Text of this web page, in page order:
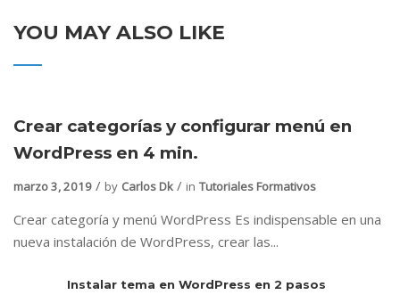
YOU MAY ALSO LIKE
Crear categorías y configurar menú en
WordPress en 4 min.
marzo 3, 2019 by Carlos Dk in Tutoriales Formativos
Crear categoría y menú WordPress Es indispensable en una
nueva instalación de WordPress, crear las...
Instalar tema en WordPress en 2 pasos